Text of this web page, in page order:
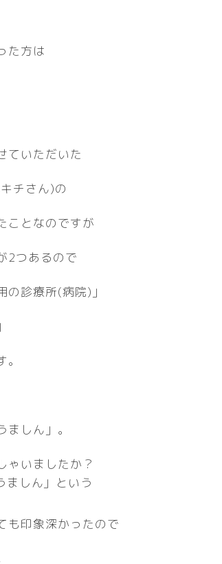
た方は
ていただいた
チさん)の
ことなのですが
2つあるので
の診療所(病院)」
しん」。
ゃいましたか？
ましん」という
も印象深かったので